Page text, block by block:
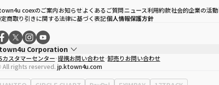
coexのご案内お知らせよくあるご質問ニュース利用約款社会的企業の活動
商取り引きに関する法律に基づく表記個人情報保護方針
Corporation
取締役
ソン・ヒョミン
業者登録番号120-87-71116
0120-23-7523
カスタマーセンター 提携お問い合わせ 卸売りお問い合わせ
rights reserved. jp.ktown4u.com